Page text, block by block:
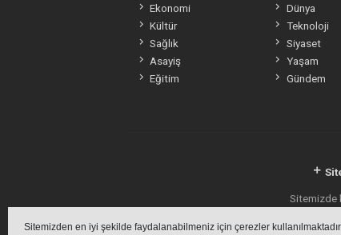
Sitemizden en iyi şekilde faydalanabilmeniz için çerezler
Ekonomi
Dünya
Kültür
Teknoloji
Sağlık
Siyaset
Asayiş
Yaşam
Eğitim
Gündem
Sitemizde